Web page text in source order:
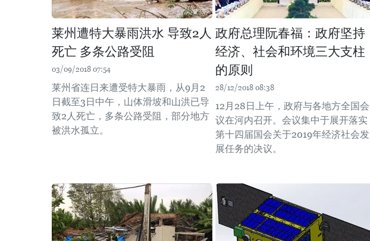
莱州遭特大暴雨洪水 导致2人
死亡 多条公路受阻
03/09/2018 07:54
莱州省连日来遭受特大暴雨，从9月2
日截至3日中午，山体滑坡和山洪已导
致2人死亡，多条公路受阻，部分地方
被洪水孤立。
政府总理阮春福：政府坚持
经济、社会和环境三大支柱
的原则
28/12/2018 08:38
12月28日上午，政府与各地方全国会
议在河内召开。会议集中于展开落实
第十四届国会关于2019年经济社会发
展任务的决议。